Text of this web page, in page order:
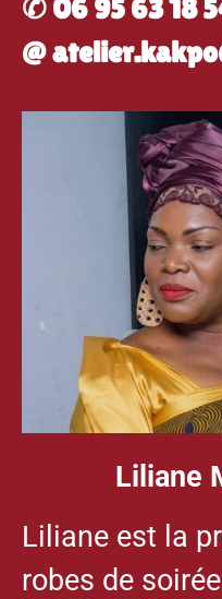
✆ 06 95 63 18
@
Liliane
Liliane est la
robes de